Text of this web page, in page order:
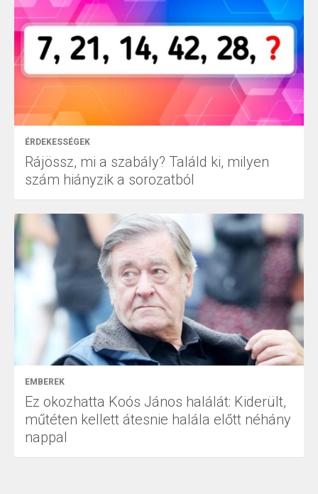
ÉRDEKESSÉGEK
Rájössz, mi a szabály? Találd ki, milyen
szám hiányzik a sorozatból
EMBEREK
Ez okozhatta Koós János halálát: Kiderült,
műtéten kellett átesnie halála előtt néhány
nappal